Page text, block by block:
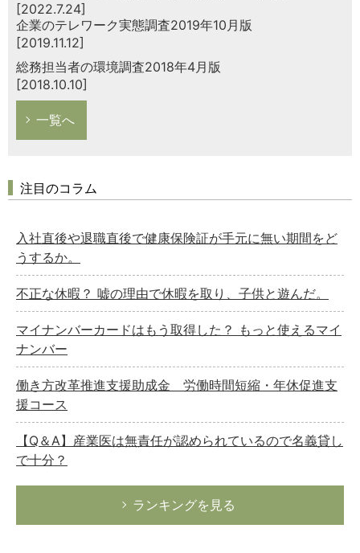
[2022.7.24]
企業のテレワーク実態調査2019年10月版
[2019.11.12]
総務担当者の環境調査2018年4月版
[2018.10.10]
一覧へ
注目のコラム
入社直後や退職直後で健康保険証が手元に無い期間をど
うするか。
不正な休暇？ 嘘の理由で休暇を取り、子供と遊んだ。
マイナンバーカードはもう取得した？ もっと使えるマイ
ナンバー
働き方改革推進支援助成金 労働時間短縮・年休促進支
援コース
【Q＆A】産業医は無責任が認められているので名義貸し
で十分？
ランキングを見る